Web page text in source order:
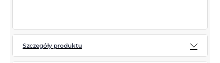
Szczegóły produktu